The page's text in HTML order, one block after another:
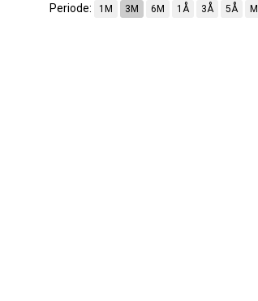
Periode: 1M 3M 6M 1Å 3Å 5Å